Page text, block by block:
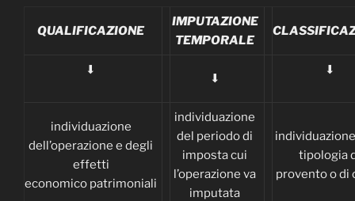
QUALIFICAZIONE
IMPUTAZIONE
TEMPORALE
⬇
⬇
⬇
individuazione
dell’operazione e degli
effetti
economico patrimoniali
individuazione
del periodo di
imposta cui
l’operazione va
imputata
tipologia
provento o di